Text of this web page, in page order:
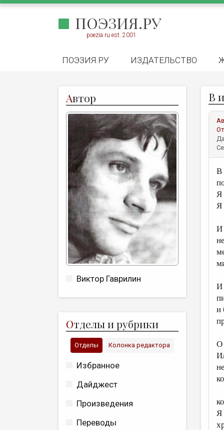
ПОЭЗИЯ.РУ
poezia.ru est. 2001
ПОЭЗИЯ.РУ ИЗДАТЕЛЬСТВО
Автор
Виктор Гаврилин
Отделы и рубрики
Отделы Колонка редактора
Избранное
Дайджест
Произведения
Переводы
В
В
Я
Я
И
И
и
О
Я